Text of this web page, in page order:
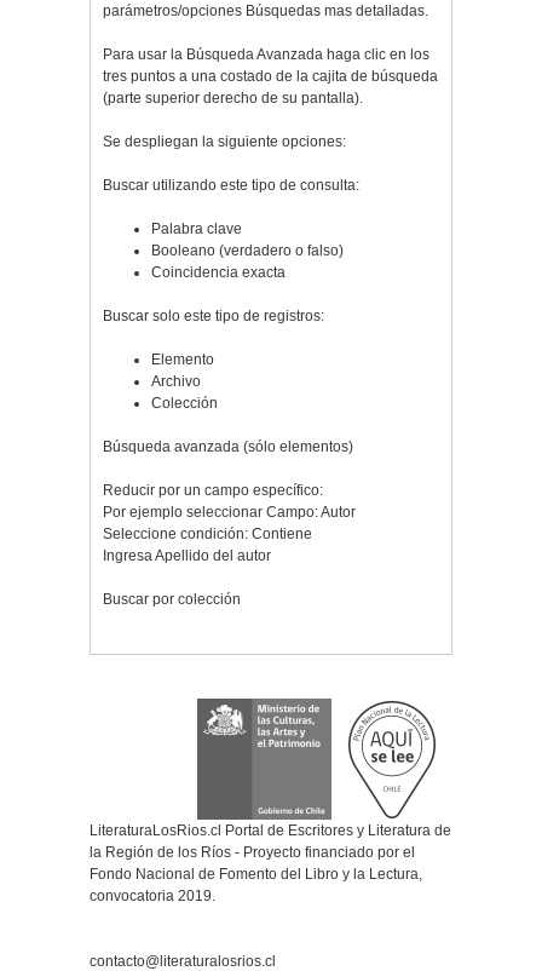
parámetros/opciones Búsquedas mas detalladas.
Para usar la Búsqueda Avanzada haga clic en los
tres puntos a una costado de la cajita de búsqueda
(parte superior derecho de su pantalla).
Se despliegan la siguiente opciones:
Buscar utilizando este tipo de consulta:
Palabra clave
Booleano (verdadero o falso)
Coincidencia exacta
Buscar solo este tipo de registros:
Elemento
Archivo
Colección
Búsqueda avanzada (sólo elementos)
Reducir por un campo específico:
Por ejemplo seleccionar Campo: Autor
Seleccione condición: Contiene
Ingresa Apellido del autor
Buscar por colección
LiteraturaLosRios.cl Portal de Escritores y Literatura de
la Región de los Ríos - Proyecto financiado por el
Fondo Nacional de Fomento del Libro y la Lectura,
convocatoria 2019.
contacto@literaturalosrios.cl